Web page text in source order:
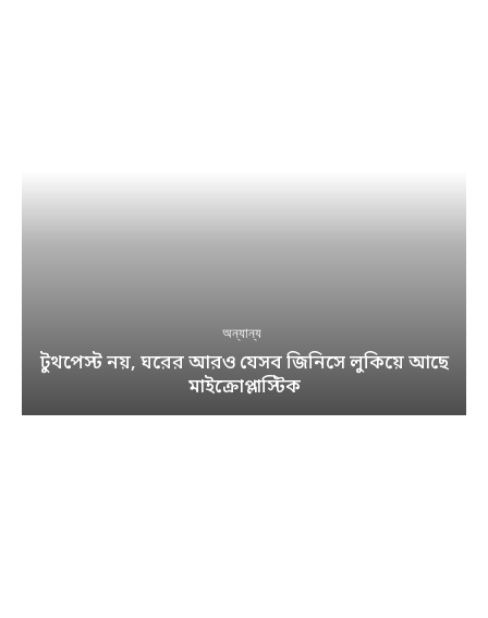
অন্যান্য
টুথপেস্ট নয়, ঘরের আরও যেসব জিনিসে লুকিয়ে আছে
মাইক্রোপ্লাস্টিক